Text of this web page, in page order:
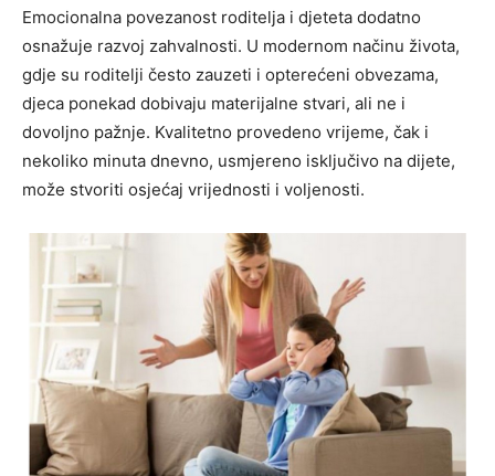
Emocionalna povezanost roditelja i djeteta dodatno
osnažuje razvoj zahvalnosti. U modernom načinu života,
gdje su roditelji često zauzeti i opterećeni obvezama,
djeca ponekad dobivaju materijalne stvari, ali ne i
dovoljno pažnje. Kvalitetno provedeno vrijeme, čak i
nekoliko minuta dnevno, usmjereno isključivo na dijete,
može stvoriti osjećaj vrijednosti i voljenosti.